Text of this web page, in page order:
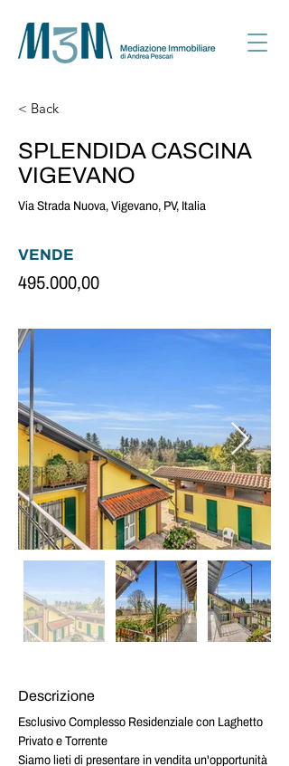
< Back
SPLENDIDA CASCINA
VIGEVANO
Via Strada Nuova, Vigevano, PV, Italia
VENDE
495.000,00
Descrizione
Esclusivo Complesso Residenziale con Laghetto
Privato e Torrente
Siamo lieti di presentare in vendita un'opportunità